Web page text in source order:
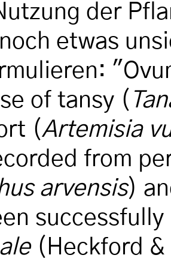
der
etwas
of tansy (
(Artemisia
from
arvensis)
(Heckford &